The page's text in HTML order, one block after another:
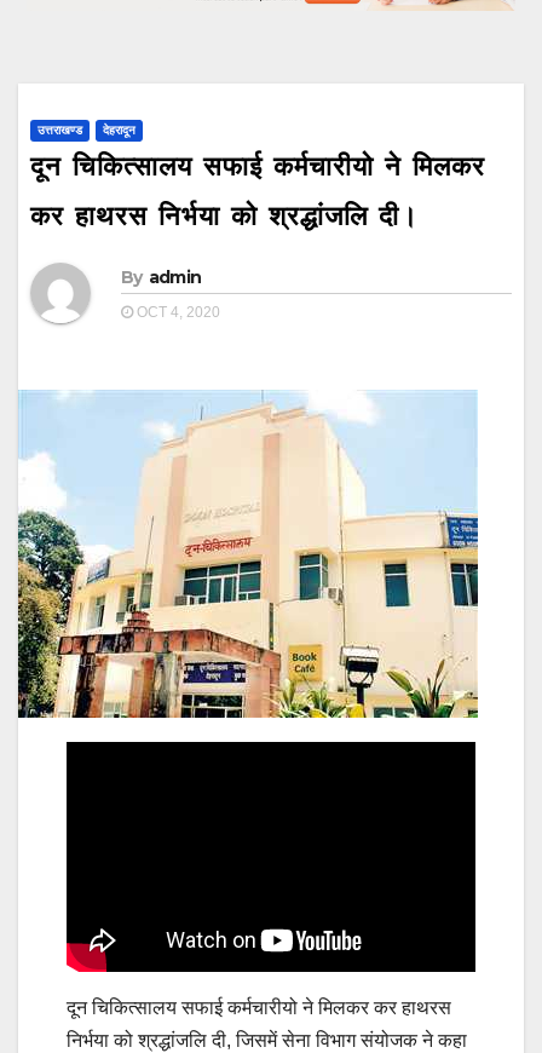
उत्तराखण्ड देहरादून
दून चिकित्सालय सफाई कर्मचारीयो ने मिलकर
कर हाथरस निर्भया को श्रद्धांजलि दी।
By admin
OCT 4, 2020
दून चिकित्सालय सफाई कर्मचारीयो ने मिलकर कर हाथरस
निर्भया को श्रद्धांजलि दी, जिसमें सेना विभाग संयोजक ने कहा